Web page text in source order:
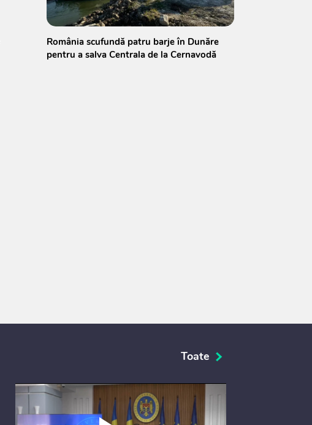
România scufundă patru barje în Dunăre
pentru a salva Centrala de la Cernavodă
Toate